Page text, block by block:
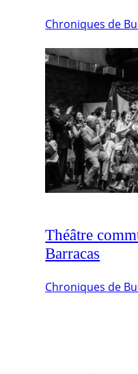
Chroniques de
Théâtre
Barracas
Chroniques de